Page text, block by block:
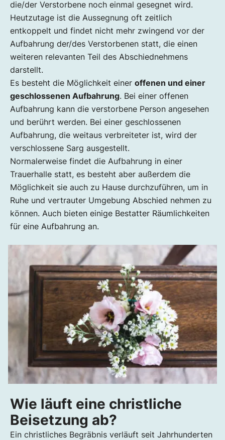
die/der Verstorbene noch einmal gesegnet wird.
Heutzutage ist die Aussegnung oft zeitlich
entkoppelt und findet nicht mehr zwingend vor der
Aufbahrung der/des Verstorbenen statt, die einen
weiteren relevanten Teil des Abschiednehmens
darstellt.
Es besteht die Möglichkeit einer offenen und einer
geschlossenen Aufbahrung. Bei einer offenen
Aufbahrung kann die verstorbene Person angesehen
und berührt werden. Bei einer geschlossenen
Aufbahrung, die weitaus verbreiteter ist, wird der
verschlossene Sarg ausgestellt.
Normalerweise findet die Aufbahrung in einer
Trauerhalle statt, es besteht aber außerdem die
Möglichkeit sie auch zu Hause durchzuführen, um in
Ruhe und vertrauter Umgebung Abschied nehmen zu
können. Auch bieten einige Bestatter Räumlichkeiten
für eine Aufbahrung an.
Wie läuft eine christliche
Beisetzung ab?
Ein christliches Begräbnis verläuft seit Jahrhunderten